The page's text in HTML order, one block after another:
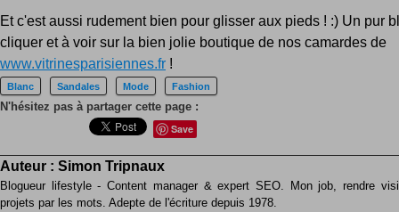
Et c'est aussi rudement bien pour glisser aux pieds ! :) Un pur
cliquer et à voir sur la bien jolie boutique de nos camardes de
www.vitrinesparisiennes.fr !
Blanc Sandales Mode Fashion
N'hésitez pas à partager cette page :
Save
Auteur : Simon Tripnaux
Blogueur lifestyle - Content manager & expert SEO. Mon job, rendre
projets par les mots. Adepte de l'écriture depuis 1978.